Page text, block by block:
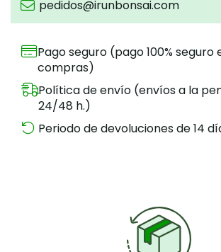
pedidos@irunbonsai.com
Pago seguro (pago 100% seguro
compras)
Política de envío (envíos a la
24/48 h.)
Periodo de devoluciones de 14